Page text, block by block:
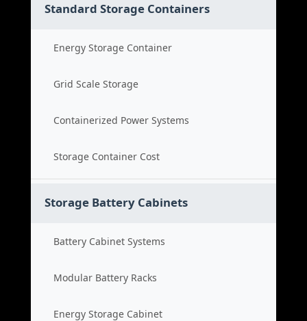
Standard Storage Containers
Energy Storage Container
Grid Scale Storage
Containerized Power Systems
Storage Container Cost
Storage Battery Cabinets
Battery Cabinet Systems
Modular Battery Racks
Energy Storage Cabinet